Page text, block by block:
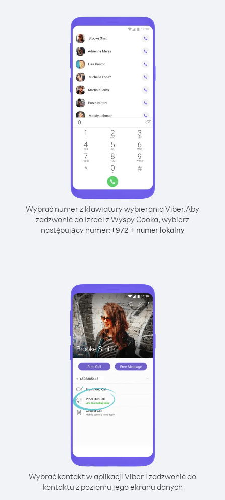
Wybrać numer z klawiatury wybierania Viber.Aby
zadzwonić do Izrael z Wyspy Cooka, wybierz
następujący numer:+972+ numer lokalny
Wybrać kontakt w aplikacji Viber i zadzwonić do
kontaktu z poziomu jego ekranu danych